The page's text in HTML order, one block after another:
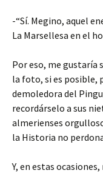
-“Sí. Megino, aquel
La Marsellesa en el
Por eso, me gustaría
la foto, si es posible,
demoledora del
recordárselo a sus
almerienses
la Historia no
Y, en estas